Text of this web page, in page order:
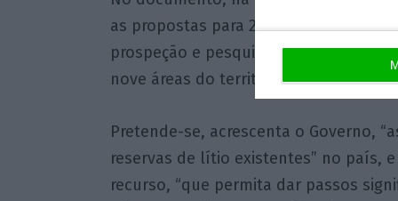
as propostas para 2020: “Lançar o
prospeção e pesquisa de depósitos
nove áreas do território nacional”.
Pretende-se, acrescenta o Governo,
reservas de lítio existentes” no país,
recurso, “que permita dar passos